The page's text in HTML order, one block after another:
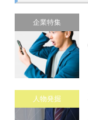
企業特集
人物発掘